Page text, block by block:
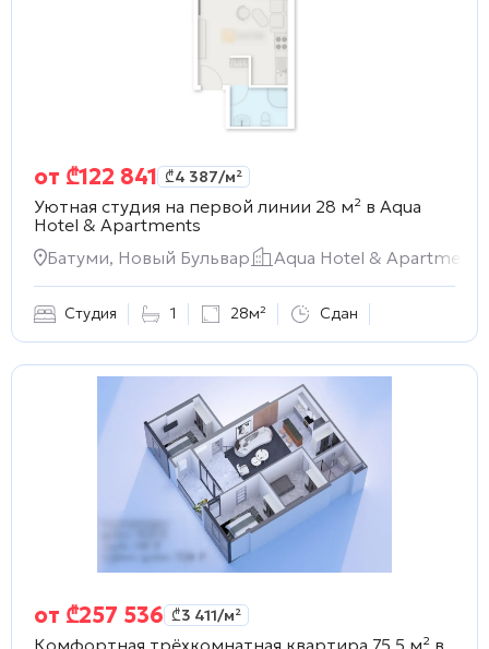
от ₾122 841 ₾4 387/м²
Уютная студия на первой линии 28 м² в Aqua
Hotel & Apartments
Батуми, Новый Бульвар
Aqua Hotel & Apartments
Студия 1 28м² Сдан
от ₾257 536 ₾3 411/м²
Комфортная трёхкомнатная квартира 75.5 м² в